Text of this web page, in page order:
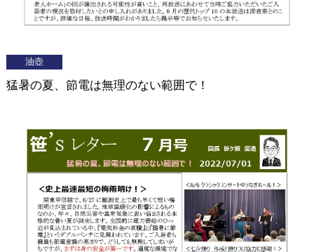
油壺
猛暑の夏、節電は無理のない範囲で！